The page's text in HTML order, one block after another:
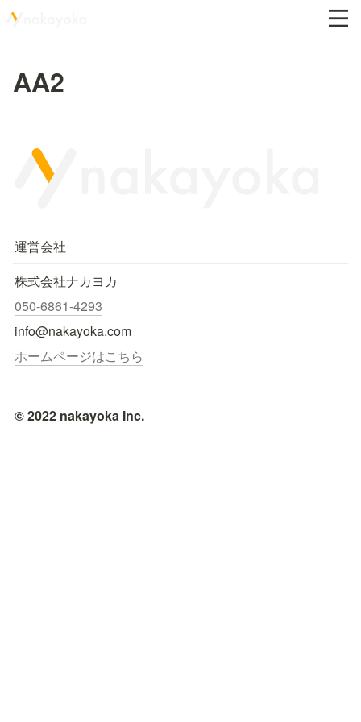
AA2
運営会社
株式会社ナカヨカ
050-6861-4293
info@nakayoka.com
ホームページはこちら
© 2022 nakayoka Inc.